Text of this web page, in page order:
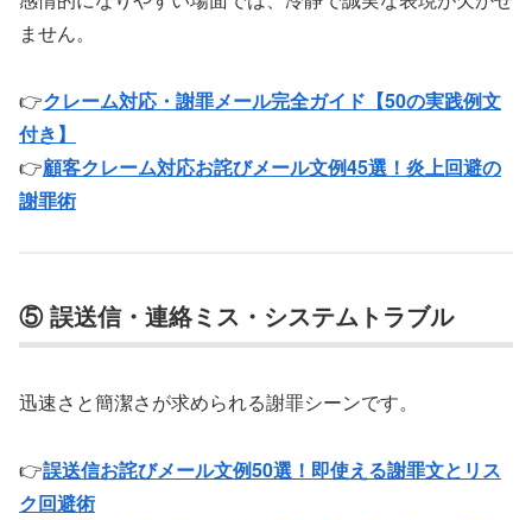
ません。
👉クレーム対応・謝罪メール完全ガイド【50の実践例文
付き】
👉顧客クレーム対応お詫びメール文例45選！炎上回避の
謝罪術
⑤ 誤送信・連絡ミス・システムトラブル
迅速さと簡潔さが求められる謝罪シーンです。
👉誤送信お詫びメール文例50選！即使える謝罪文とリス
ク回避術